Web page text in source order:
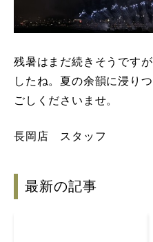
残暑はまだ続きそうです
したね。夏の余韻に浸り
ごしくださいませ。
長岡店 スタッフ
最新の記事